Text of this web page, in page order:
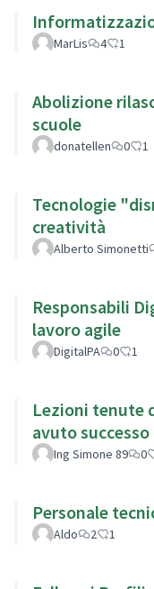
MarLis 4 1
Abolizione
scuole
donatellen 0 1
Tecnologie
creatività
Alberto Simonetti
Responsabili
lavoro agile
DigitalPA 0 1
Lezioni tenute
avuto
Ing Simone 89 0
Personale
Aldo 2 1